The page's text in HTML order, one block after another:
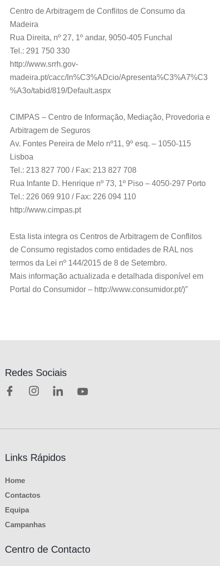
Centro de Arbitragem de Conflitos de Consumo da
Madeira
Rua Direita, nº 27, 1º andar, 9050-405 Funchal
Tel.: 291 750 330
http://www.srrh.gov-
madeira.pt/cacc/In%C3%ADcio/Apresenta%C3%A7%C3
%A3o/tabid/819/Default.aspx
CIMPAS – Centro de Informação, Mediação, Provedoria e
Arbitragem de Seguros
Av. Fontes Pereira de Melo nº11, 9º esq. – 1050-115
Lisboa
Tel.: 213 827 700 / Fax: 213 827 708
Rua Infante D. Henrique nº 73, 1º Piso – 4050-297 Porto
Tel.: 226 069 910 / Fax: 226 094 110
http://www.cimpas.pt
Esta lista integra os Centros de Arbitragem de Conflitos
de Consumo registados como entidades de RAL nos
termos da Lei nº 144/2015 de 8 de Setembro.
Mais informação actualizada e detalhada disponível em
Portal do Consumidor – http://www.consumidor.pt/)”
Redes Sociais
Links Rápidos
Home
Contactos
Equipa
Campanhas
Centro de Contacto